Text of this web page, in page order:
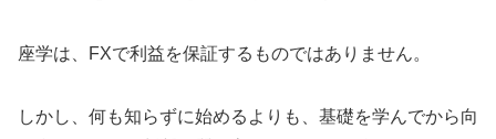
座学は、FXで利益を保証するものではありません。
しかし、何も知らずに始めるよりも、基礎を学んでから向